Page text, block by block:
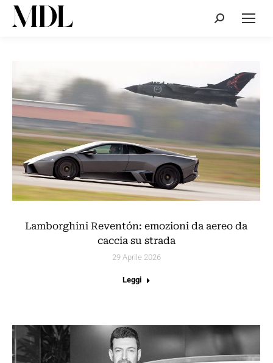
Cerca:
Lamborghini Reventón: emozioni da aereo da
caccia su strada
29 Aprile 2026
Leggi